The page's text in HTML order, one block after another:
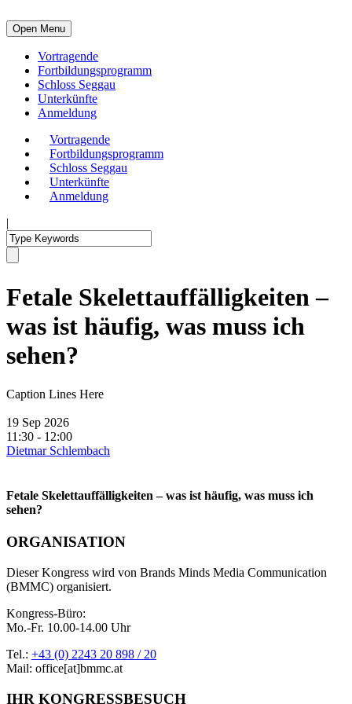
Open Menu
Vortragende
Fortbildungsprogramm
Schloss Seggau
Unterkünfte
Anmeldung
Vortragende
Fortbildungsprogramm
Schloss Seggau
Unterkünfte
Anmeldung
|
Fetale Skelettauffälligkeiten –
was ist häufig, was muss ich
sehen?
Caption Lines Here
19 Sep 2026
11:30 - 12:00
Dietmar Schlembach
Fetale Skelettauffälligkeiten – was ist häufig, was muss ich
sehen?
ORGANISATION
Dieser Kongress wird von Brands Minds Media Communication
(BMMC) organisiert.
Kongress-Büro:
Mo.-Fr. 10.00-14.00 Uhr
Tel.: +43 (0) 2243 20 898 / 20
Mail: office[at]bmmc.at
IHR KONGRESSBESUCH